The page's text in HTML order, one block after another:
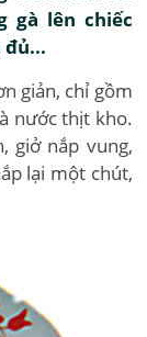
gà lên chiếc
giản, chỉ gồm
nước thịt kho.
giở nắp vung,
lại một chút,